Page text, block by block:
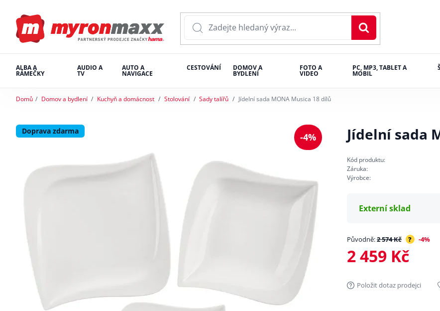
ALBA A
RÁMEČKY
AUDIO A
TV
AUTO A
NAVIGACE
CESTOVÁNÍ DOMOV A
BYDLENÍ
FOTO A
VIDEO
PC, MP3, TABLET A
MOBIL
Domů Domov a bydlení Kuchyň a domácnost Stolování Sady talířů Jídelní sada MONA Musica 18 dílů
Doprava zdarma
-4% Jídelní sada
Kód produktu:
Záruka:
Výrobce:
Externí sklad
Původně:2 574 Kč ? -4%
2 459 Kč
Položit dotaz prodejci